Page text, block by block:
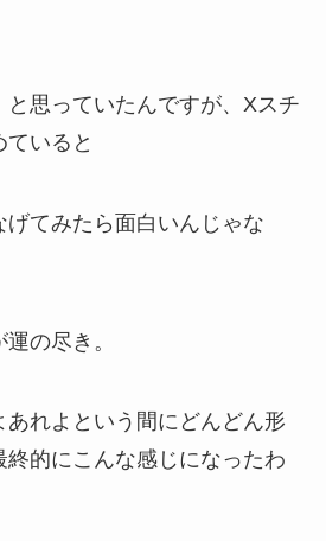
思っていたんですが、Xスチ
いると
てみたら面白いんじゃな
の尽き。
れよという間にどんどん形
終的にこんな感じになったわ